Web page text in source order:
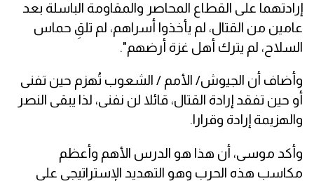
إرادتهما على القطاع المحاصر والمقاومة الباسلة بعد
عامين من القتال، لم يأخذوا أسراهم، لم تلقِ حماس
السلاح، لم يترك أهل غزة أرضهم".
وأضاف أن الجيوش/ الأمم / الشعوب تُهزم حين تفنى
أو حين تفقد إرادة القتال، قائلا لن نفنى، لذا يبقى النصر
والهزيمة إرادة وقرارا.
وأكد موسى، أن هذا هو الدرس الأهم وأعظم
مكاسب هذه الحرب وهو التهديد الإستراتيجي على